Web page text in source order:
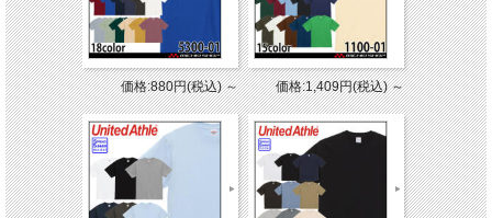
価格:880円(税込)～ 価格:1,409円(税込)～